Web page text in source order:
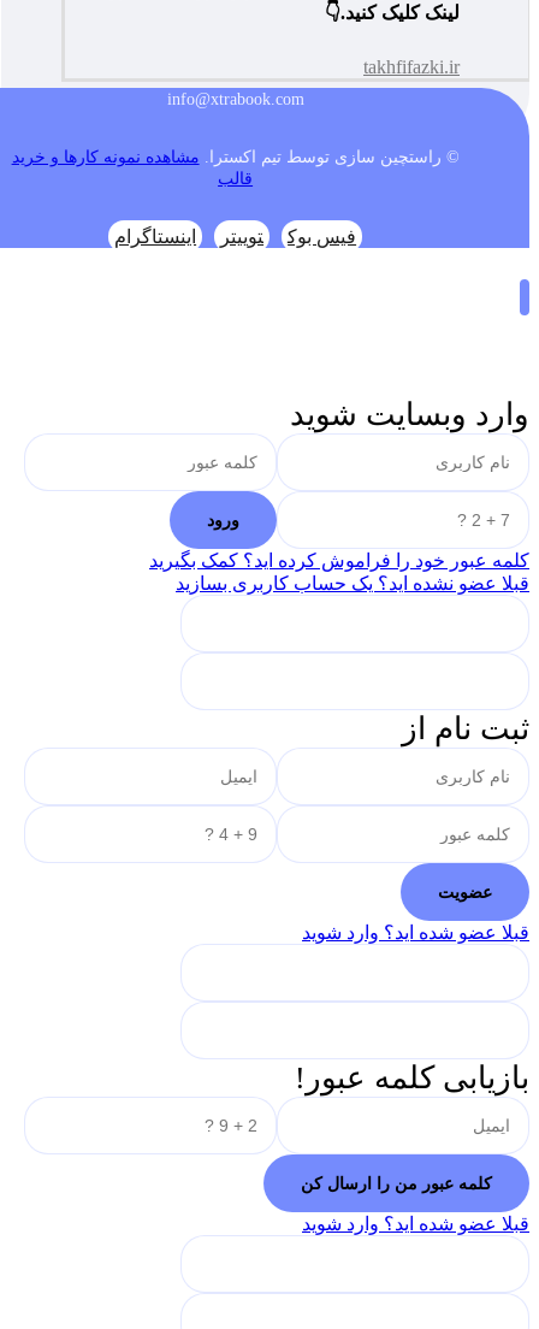
لینک کلیک کنید.👇
takhfifazki.ir
info@xtrabook.com
© راستچین سازی توسط تیم اکسترا. مشاهده نمونه کارها و خرید
قالب
فیس بوک توییتر اینستاگرام
وارد وبسایت شوید
کلمه عبور خود را فراموش کرده اید؟ کمک بگیرید
قبلا عضو نشده اید؟ یک حساب کاربری بسازید
ثبت نام از
قبلا عضو شده اید؟ وارد شوید
بازیابی کلمه عبور!
قبلا عضو شده اید؟ وارد شوید